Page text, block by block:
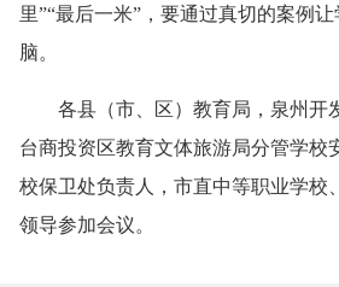
里”“最后一米”，要通过真切的案例
脑。
各县（市、区）教育局，泉州开
台商投资区教育文体旅游局分管学校
校保卫处负责人，市直中等职业学校
领导参加会议。